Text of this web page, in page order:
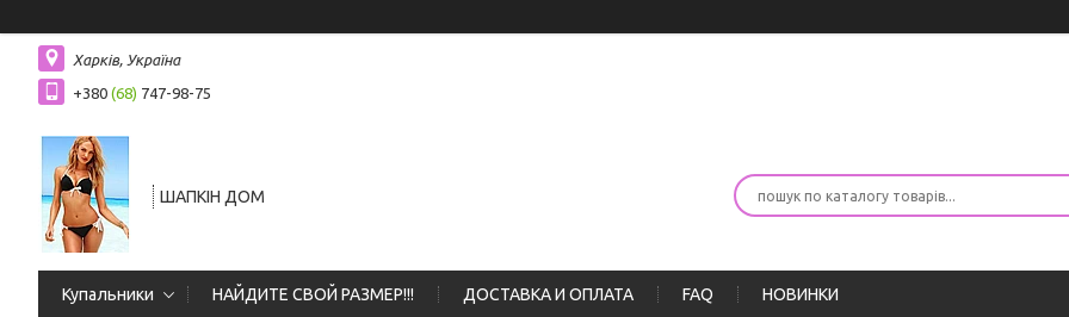
Харків, Україна
+380 (68) 747-98-75
ШАПКIН ДОМ
Купальники НАЙДИТЕ СВОЙ РАЗМЕР!!! ДОСТАВКА И ОПЛАТА FAQ НОВИНКИ